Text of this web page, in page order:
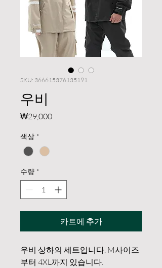
SKU: 366615376135191
우비
₩29,000가
색상 *
수량 *
카트에 추가
우비 상하의 세트입니다. M사이즈
부터 4XL까지 있습니다.